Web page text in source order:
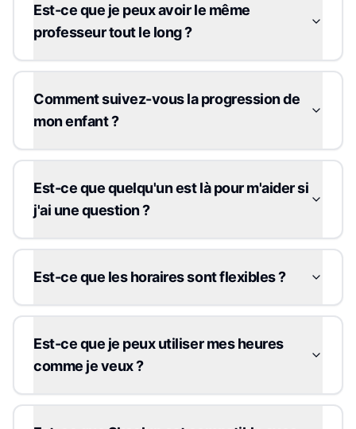
Est-ce que je peux avoir le même
professeur tout le long ?
Comment suivez-vous la progression de
mon enfant ?
Est-ce que quelqu'un est là pour m'aider si
j'ai une question ?
Est-ce que les horaires sont flexibles ?
Est-ce que je peux utiliser mes heures
comme je veux ?